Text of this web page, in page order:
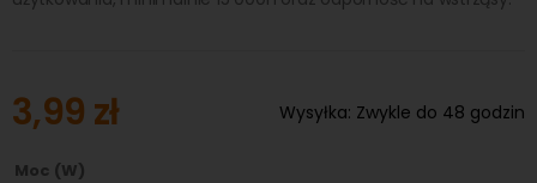
3,99 zł Wysyłka: Zwykle do 48 godzin
Moc (W)